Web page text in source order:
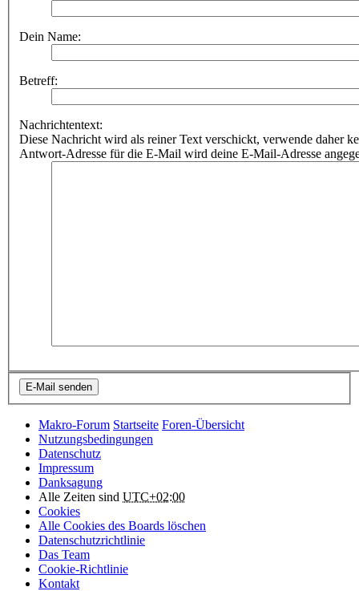
Dein Name:
Betreff:
Nachrichtentext:
Diese Nachricht wird als reiner Text verschickt, verwende daher
Antwort-Adresse für die E-Mail wird deine E-Mail-Adresse
Makro-Forum Startseite Foren-Übersicht
Nutzungsbedingungen
Datenschutz
Impressum
Danksagung
Alle Zeiten sind UTC+02:00
Cookies
Alle Cookies des Boards löschen
Datenschutzrichtlinie
Das Team
Cookie-Richtlinie
Kontakt